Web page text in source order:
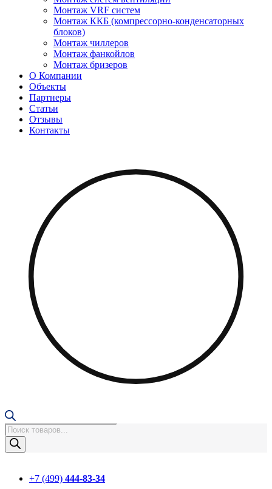
Монтаж VRF систем
Монтаж ККБ (компрессорно-конденсаторных
блоков)
Монтаж чиллеров
Монтаж фанкойлов
Монтаж бризеров
О Компании
Объекты
Партнеры
Статьи
Отзывы
Контакты
Поиск
товаров
+7 (499) 444-83-34